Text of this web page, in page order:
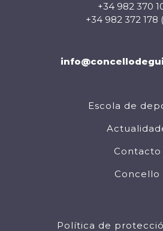
+34 982 370
+34 982 372 178
Escola de
Contacto
Concello
Política de